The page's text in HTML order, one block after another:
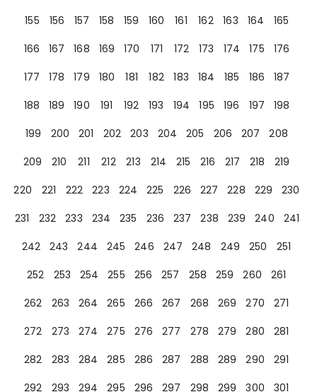
155
156 157 158 159 160 161 162 163 164
165
166
167 168 169 170 171 172 173 174 175
176
177
178 179 180 181 182 183 184 185 186
187
188
189 190 191 192 193 194 195 196 197
198
199
200 201 202 203 204 205 206 207
208
209
210 211 212 213 214 215 216 217 218
219
220
221 222 223 224 225 226 227 228 229
230
231
232 233 234 235 236 237 238 239 240
241
242
243 244 245 246 247 248 249 250
251
252
253 254 255 256 257 258 259 260
261
262
263 264 265 266 267 268 269 270
271
272
273 274 275 276 277 278 279 280
281
282
283 284 285 286 287 288 289 290
291
292
293 294 295 296 297 298 299 300 301